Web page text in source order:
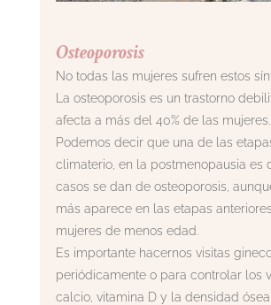
Osteoporosis
No todas las mujeres sufren estos
La osteoporosis es un trastorno
afecta a más del 40% de las mujeres.
Podemos decir que una de las
climaterio, en la postmenopausia es
casos se dan de osteoporosis,
más aparece en las etapas
mujeres de menos edad.
Es importante hacernos visitas
periódicamente o para controlar los
calcio, vitamina D y la densidad